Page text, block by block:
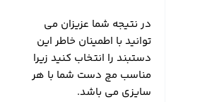
در نتیجه شما عزیزان می
توانید با اطمینان خاطر این
دستبند را انتخاب کنید زیرا
مناسب مچ دست شما با هر
سایزی می باشد.